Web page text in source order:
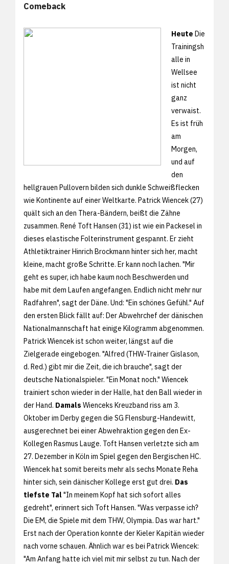
Comeback
Heute Die
Trainingsh
alle in
Wellsee
ist nicht
ganz
verwaist.
Es ist früh
am
Morgen,
und auf
den
hellgrauen Pullovern bilden sich dunkle Schweißflecken
wie Kontinente auf einer Weltkarte. Patrick Wiencek (27)
quält sich an den Thera-Bändern, beißt die Zähne
zusammen. René Toft Hansen (31) ist wie ein Packesel in
dieses elastische Folterinstrument gespannt. Er zieht
Athletiktrainer Hinrich Brockmann hinter sich her, macht
kleine, macht große Schritte. Er kann noch lachen. "Mir
geht es super, ich habe kaum noch Beschwerden und
habe mit dem Laufen angefangen. Endlich nicht mehr nur
Radfahren", sagt der Däne. Und: "Ein schönes Gefühl." Auf
den ersten Blick fällt auf: Der Abwehrchef der dänischen
Nationalmannschaft hat einige Kilogramm abgenommen.
Patrick Wiencek ist schon weiter, längst auf die
Zielgerade eingebogen. "Alfred (THW-Trainer Gislason,
d. Red.) gibt mir die Zeit, die ich brauche", sagt der
deutsche Nationalspieler. "Ein Monat noch." Wiencek
trainiert schon wieder in der Halle, hat den Ball wieder in
der Hand. Damals Wienceks Kreuzband riss am 3.
Oktober im Derby gegen die SG Flensburg-Handewitt,
ausgerechnet bei einer Abwehraktion gegen den Ex-
Kollegen Rasmus Lauge. Toft Hansen verletzte sich am
27. Dezember in Köln im Spiel gegen den Bergischen HC.
Wiencek hat somit bereits mehr als sechs Monate Reha
hinter sich, sein dänischer Kollege erst gut drei. Das
tiefste Tal"In meinem Kopf hat sich sofort alles
gedreht", erinnert sich Toft Hansen. "Was verpasse ich?
Die EM, die Spiele mit dem THW, Olympia. Das war hart."
Erst nach der Operation konnte der Kieler Kapitän wieder
nach vorne schauen. Ähnlich war es bei Patrick Wiencek:
"Am Anfang hatte ich viel mit mir selbst zu tun. Nach der